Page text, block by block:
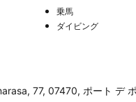
乗馬
ダイビング
77, 07470, ポート デ